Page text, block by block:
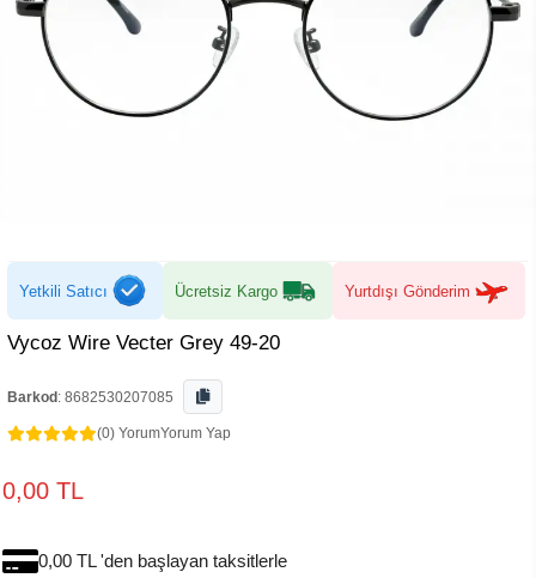
Yetkili Satıcı Ücretsiz Kargo Yurtdışı Gönderim
Vycoz Wire Vecter Grey 49-20
Barkod : 8682530207085
(0) YorumYorum Yap
0,00 TL
0,00 TL 'den başlayan taksitlerle